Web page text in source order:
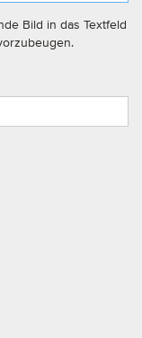
Bild in das Textfeld